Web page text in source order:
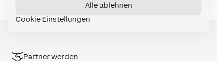
Alle ablehnen
Cookie Einstellungen
Partner werden